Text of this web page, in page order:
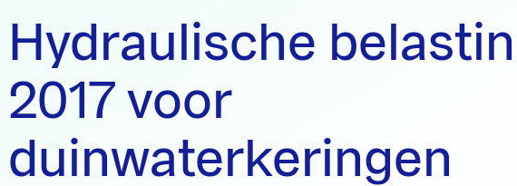
Hydraulische
2017 voor
duinwaterkeringen